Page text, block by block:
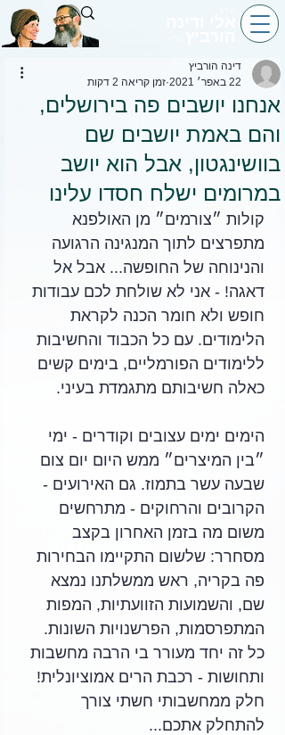
אנחנו יושבים פה בירושלים,
והם באמת יושבים שם
בוושינגטון, אבל הוא יושב
במרומים ישלח חסדו עלינו
דינה הורביץ
22 באפר׳ 2021
זמן קריאה 2 דקות
קולות ״צורמים״ מן האולפנא
מתפרצים לתוך המנגינה הרגועה
והנינוחה של החופשה... אבל אל
דאגה! - אני לא שולחת לכם עבודות
חופש ולא חומר הכנה לקראת
הלימודים. עם כל הכבוד והחשיבות
ללימודים הפורמליים, בימים קשים
כאלה חשיבותם מתגמדת בעיני.
הימים ימים עצובים וקודרים - ימי
״בין המיצרים״ ממש היום יום צום
שבעה עשר בתמוז. גם האירועים -
הקרובים והרחוקים - מתרחשים
משום מה בזמן האחרון בקצב
מסחרר: שלשום התקיימו הבחירות
פה בקריה, ראש ממשלתנו נמצא
שם, והשמועות הזוועתיות, המפות
המתפרסמות, הפרשנויות השונות.
כל זה יחד מעורר בי הרבה מחשבות
ותחושות - רכבת הרים אמוציונלית!
חלק ממחשבותי חשתי צורך
להתחלק אתכם...